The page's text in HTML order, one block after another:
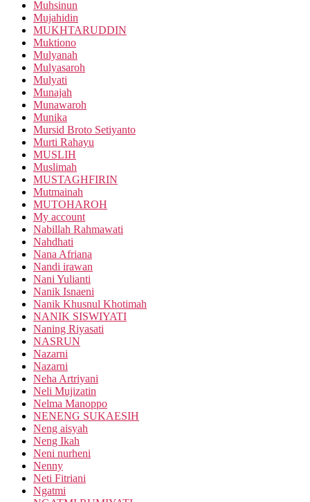
Muhsinun
Mujahidin
MUKHTARUDDIN
Muktiono
Mulyanah
Mulyasaroh
Mulyati
Munajah
Munawaroh
Munika
Mursid Broto Setiyanto
Murti Rahayu
MUSLIH
Muslimah
MUSTAGHFIRIN
Mutmainah
MUTOHAROH
My account
Nabillah Rahmawati
Nahdhati
Nana Afriana
Nandi irawan
Nani Yulianti
Nanik Isnaeni
Nanik Khusnul Khotimah
NANIK SISWIYATI
Naning Riyasati
NASRUN
Nazarni
Nazarni
Neha Artriyani
Neli Mujizatin
Nelma Manoppo
NENENG SUKAESIH
Neng aisyah
Neng Ikah
Neni nurheni
Nenny
Neti Fitriani
Ngatmi